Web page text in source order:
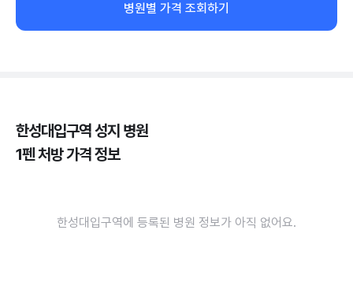
병원별 가격 조회하기
한성대입구역 성지 병원
1펜 처방 가격 정보
한성대입구역에 등록된 병원 정보가 아직 없어요.